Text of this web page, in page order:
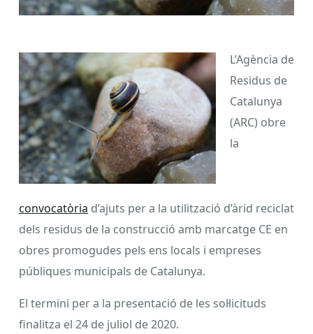
L’Agència de
Residus de
Catalunya
(ARC) obre
la
convocatòria d’ajuts per a la utilització d’àrid reciclat
dels residus de la construcció amb marcatge CE en
obres promogudes pels ens locals i empreses
públiques municipals de Catalunya.
El termini per a la presentació de les sol·licituds
finalitza el 24 de juliol de 2020.